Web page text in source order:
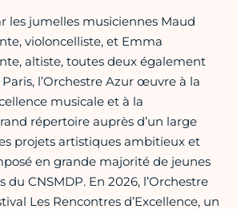
les jumelles musiciennes Maud
violoncelliste, et Emma
altiste, toutes deux également
l’Orchestre Azur œuvre à la
musicale et à la
répertoire auprès d’un large
projets artistiques ambitieux et
en grande majorité de jeunes
CNSMDP. En 2026, l’Orchestre
Les Rencontres d’Excellence, un